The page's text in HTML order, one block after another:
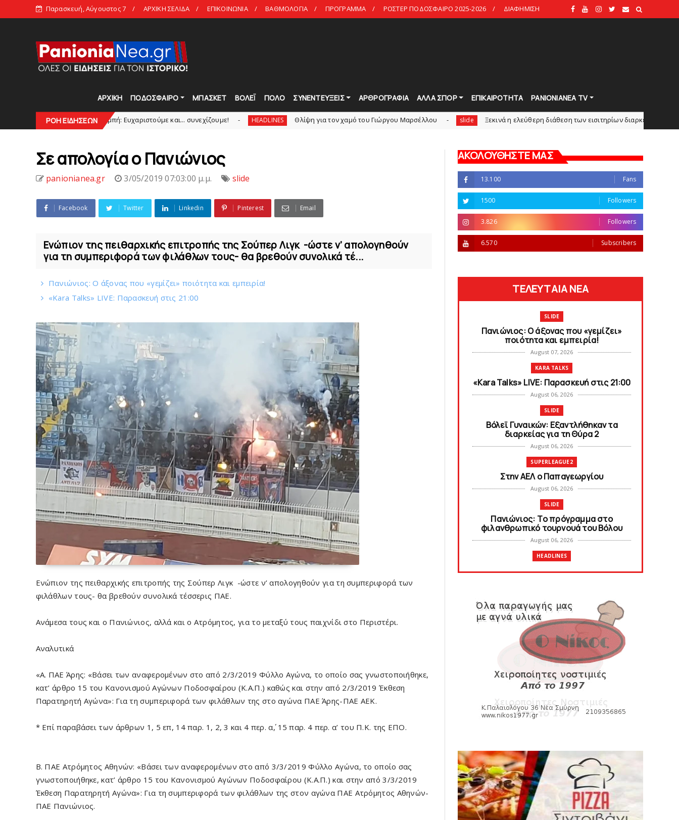
Παρασκευή, Αύγουστος 7 ΑΡΧΙΚΗ ΣΕΛΙΔΑ ΕΠΙΚΟΙΝΩΝΙΑ ΒΑΘΜΟΛΟΓΙΑ ΠΡΟΓΡΑΜΜΑ ΡΟΣΤΕΡ ΠΟΔΟΣΦΑΙΡΟ 2025-2026 ΔΙΑΦΗΜΙΣΗ
ΑΡΧΙΚΗ ΠΟΔΟΣΦΑΙΡΟ ΜΠΑΣΚΕΤ ΒΟΛΕΪ ΠΟΛΟ ΣΥΝΕΝΤΕΥΞΕΙΣ ΑΡΘΡΟΓΡΑΦΙΑ ΑΛΛΑ ΣΠΟΡ ΕΠΙΚΑΙΡΟΤΗΤΑ PANIONIANEA TV
ΡΟΗ ΕΙΔΗΣΕΩΝ
Πανιώνια Εκπομπή: Eυχαριστούμε και... συνεχίζουμε! HEADLINES Θλίψη για τον χαμό του Γιώργου Mαρσέλλου slide Ξεκινά η ελεύθερη διάθεση των εισιτηρίων διαρκείας του βόλεϊ τoυ
Σε απολογία ο Πανιώνιος
panionianea.gr 3/05/2019 07:03:00 μ.μ. slide
Facebook Twitter Linkedin Pinterest Email
Ενώπιον της πειθαρχικής επιτροπής της Σούπερ Λιγκ -ώστε ν’ απολογηθούν
για τη συμπεριφορά των φιλάθλων τους- θα βρεθούν συνολικά τέ...
Πανιώνιος: O άξονας που «γεμίζει» ποιότητα και εμπειρία!
«Kara Talks» LIVE: Παρασκευή στις 21:00
Ενώπιον της πειθαρχικής επιτροπής της Σούπερ Λιγκ -ώστε ν’ απολογηθούν για τη συμπεριφορά των
φιλάθλων τους- θα βρεθούν συνολικά τέσσερις ΠΑΕ.
Ανάμεσα τους και ο Πανιώνιος, αλλά και ο Ατρόμητος, για το μεταξύ τους παιχνίδι στο Περιστέρι.
Αναλυτικά
«Α. ΠΑΕ Άρης: «Βάσει των αναφερομένων στο από 2/3/2019 Φύλλο Αγώνα, το οποίο σας γνωστοποιήθηκε,
κατ’ άρθρο 15 του Κανονισμού Αγώνων Ποδοσφαίρου (Κ.Α.Π.) καθώς και στην από 2/3/2019 Έκθεση
Παρατηρητή Αγώνα»: Για τη συμπεριφορά των φιλάθλων της στο αγώνα ΠΑΕ Άρης-ΠΑΕ ΑΕΚ.
* Επί παραβάσει των άρθρων 1, 5 επ, 14 παρ. 1, 2, 3 και 4 περ. α΄, 15 παρ. 4 περ. α’ του Π.Κ. της ΕΠΟ.
Β. ΠΑΕ Ατρόμητος Αθηνών: «Βάσει των αναφερομένων στο από 3/3/2019 Φύλλο Αγώνα, το οποίο σας
γνωστοποιήθηκε, κατ’ άρθρο 15 του Κανονισμού Αγώνων Ποδοσφαίρου (Κ.Α.Π.) και στην από 3/3/2019
Έκθεση Παρατηρητή Αγώνα»: Για τη συμπεριφορά των φιλάθλων της στον αγώνα ΠΑΕ Ατρόμητος Αθηνών-
ΠΑΕ Πανιώνιος.
ΑΚΟΛΟΥΘΗΣΤΕ ΜΑΣ
13.100 Fans
1500 Followers
3.826 Followers
6.570 Subscribers
ΤΕΛΕΥΤΑΙΑ ΝΕΑ
SLIDE
Πανιώνιος: O άξονας που «γεμίζει»
ποιότητα και εμπειρία!
August 07, 2026
KARA TALKS
«Kara Talks» LIVE: Παρασκευή στις 21:00
August 06, 2026
SLIDE
Bόλεϊ Γυναικών: Εξαντλήθηκαν τα
διαρκείας για τη Θύρα 2
August 06, 2026
SUPERLEAGUE2
Στην AEΛ ο Παπαγεωργίου
August 06, 2026
SLIDE
Πανιώνιoς: Tο πρόγραμμα στο
φιλανθρωπικό τουρνουά του Bόλου
August 06, 2026
HEADLINES
Πανιώνια Εκπομπή: Eυχαριστούμε και...
HEADLINES
Θλίψη για τον χαμό του Γιώργου
Mαρσέλλου
August 04, 2026
SLIDE
Ξεκινά η ελεύθερη διάθεση των
εισιτηρίων διαρκείας του βόλεϊ...
ΠΟΛΟ
HEADLINES
Πανιώνια Εκπομπή: Έπεσε η αυλαία της
σεζόν με όλη την επικαι...
August 04, 2026